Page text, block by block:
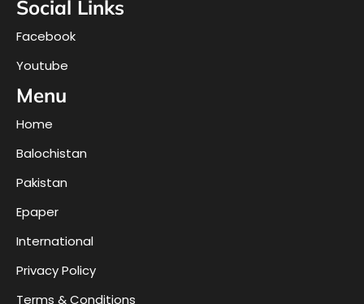
Social Links
Facebook
Youtube
Menu
Home
Balochistan
Pakistan
Epaper
International
Privacy Policy
Terms & Conditions